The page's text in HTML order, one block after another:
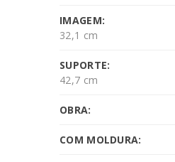
IMAGEM:
32,1 cm
SUPORTE:
42,7 cm
OBRA:
COM MOLDURA: